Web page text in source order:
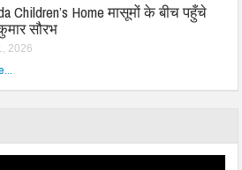
Children’s Home मासूमों के बीच पहुँचे
सौरभ
2026